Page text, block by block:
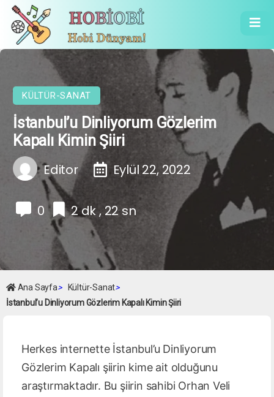
KÜLTÜR-SANAT
İstanbul’u Dinliyorum Gözlerim
Kapalı Kimin Şiiri
Editor Eylül 22, 2022
0 2 dk , 22 sn
Ana Sayfa> Kültür-Sanat>
İstanbul’u Dinliyorum Gözlerim Kapalı Kimin Şiiri
Herkes internette İstanbul’u Dinliyorum
Gözlerim Kapalı şiirin kime ait olduğunu
araştırmaktadır. Bu şiirin sahibi Orhan Veli